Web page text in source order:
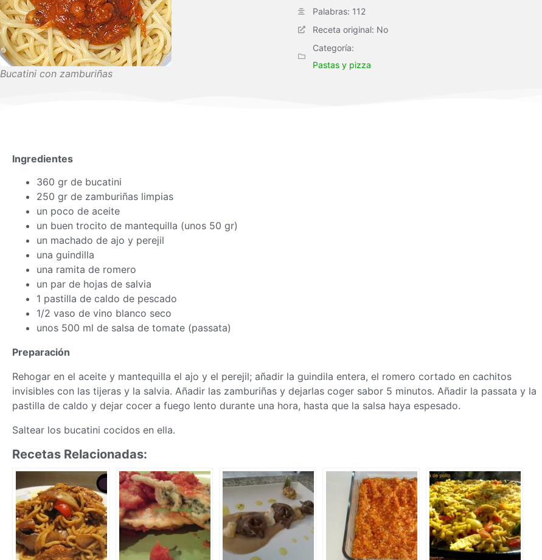
Bucatini con zamburiñas
Palabras: 112
Receta original: No
Categoría:
Pastas y pizza
Ingredientes
360 gr de bucatini
250 gr de zamburiñas limpias
un poco de aceite
un buen trocito de mantequilla (unos 50 gr)
un machado de ajo y perejil
una guindilla
una ramita de romero
un par de hojas de salvia
1 pastilla de caldo de pescado
1/2 vaso de vino blanco seco
unos 500 ml de salsa de tomate (passata)
Preparación
Rehogar en el aceite y mantequilla el ajo y el perejil; añadir la guindila entera, el romero cortado en cachitos
invisibles con las tijeras y la salvia. Añadir las zamburiñas y dejarlas coger sabor 5 minutos. Añadir la passata y la
pastilla de caldo y dejar cocer a fuego lento durante una hora, hasta que la salsa haya espesado.
Saltear los bucatini cocidos en ella.
Recetas Relacionadas: